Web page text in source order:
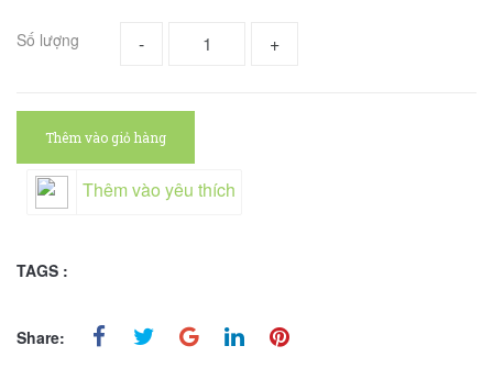
Số lượng - +
Thêm vào giỏ hàng
Thêm vào yêu thích
TAGS :
Share: